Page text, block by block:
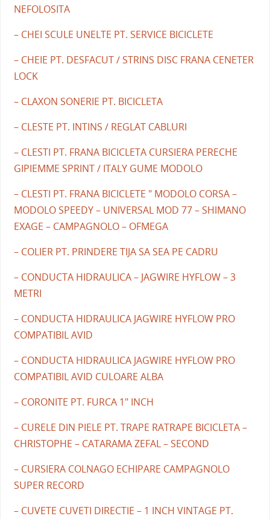
NEFOLOSITA
– CHEI SCULE UNELTE PT. SERVICE BICICLETE
– CHEIE PT. DESFACUT / STRINS DISC FRANA CENETER
LOCK
– CLAXON SONERIE PT. BICICLETA
– CLESTE PT. INTINS / REGLAT CABLURI
– CLESTI PT. FRANA BICICLETA CURSIERA PERECHE
GIPIEMME SPRINT / ITALY GUME MODOLO
– CLESTI PT. FRANA BICICLETE " MODOLO CORSA –
MODOLO SPEEDY – UNIVERSAL MOD 77 – SHIMANO
EXAGE – CAMPAGNOLO – OFMEGA
– COLIER PT. PRINDERE TIJA SA SEA PE CADRU
– CONDUCTA HIDRAULICA – JAGWIRE HYFLOW – 3
METRI
– CONDUCTA HIDRAULICA JAGWIRE HYFLOW PRO
COMPATIBIL AVID
– CONDUCTA HIDRAULICA JAGWIRE HYFLOW PRO
COMPATIBIL AVID CULOARE ALBA
– CORONITE PT. FURCA 1" INCH
– CURELE DIN PIELE PT. TRAPE RATRAPE BICICLETA –
CHRISTOPHE – CATARAMA ZEFAL – SECOND
– CURSIERA COLNAGO ECHIPARE CAMPAGNOLO
SUPER RECORD
– CUVETE CUVETI DIRECTIE – 1 INCH VINTAGE PT.